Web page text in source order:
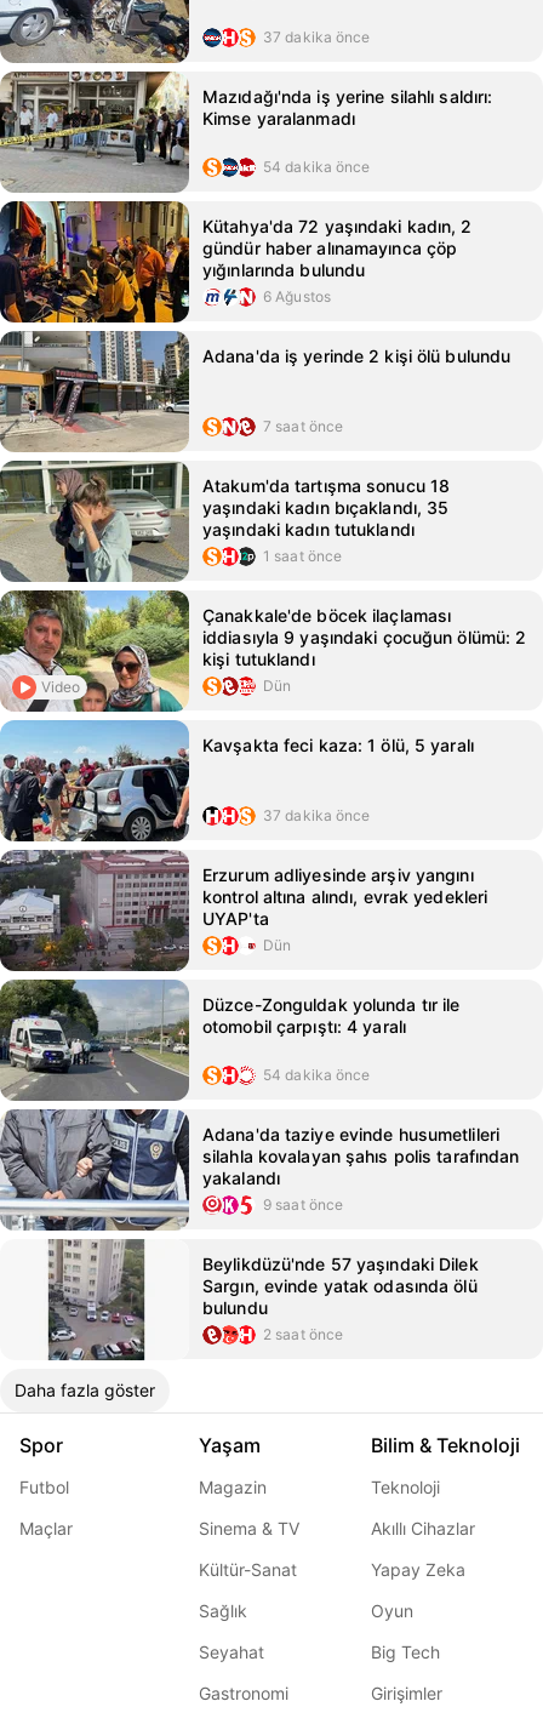
37 dakika önce
Mazıdağı'nda iş yerine silahlı saldırı:
Kimse yaralanmadı
54 dakika önce
Kütahya'da 72 yaşındaki kadın, 2
gündür haber alınamayınca çöp
yığınlarında bulundu
6 Ağustos
Adana'da iş yerinde 2 kişi ölü bulundu
7 saat önce
Atakum'da tartışma sonucu 18
yaşındaki kadın bıçaklandı, 35
yaşındaki kadın tutuklandı
1 saat önce
Video
Çanakkale'de böcek ilaçlaması
iddiasıyla 9 yaşındaki çocuğun ölümü: 2
kişi tutuklandı
Dün
Kavşakta feci kaza: 1 ölü, 5 yaralı
37 dakika önce
Erzurum adliyesinde arşiv yangını
kontrol altına alındı, evrak yedekleri
UYAP'ta
Dün
Düzce-Zonguldak yolunda tır ile
otomobil çarpıştı: 4 yaralı
54 dakika önce
Adana'da taziye evinde husumetlileri
silahla kovalayan şahıs polis tarafından
yakalandı
9 saat önce
Beylikdüzü'nde 57 yaşındaki Dilek
Sargın, evinde yatak odasında ölü
bulundu
2 saat önce
Daha fazla göster
Spor
Futbol
Maçlar
Yaşam
Magazin
Sinema & TV
Kültür-Sanat
Sağlık
Seyahat
Gastronomi
Bilim & Teknoloji
Teknoloji
Akıllı Cihazlar
Yapay Zeka
Oyun
Big Tech
Girişimler